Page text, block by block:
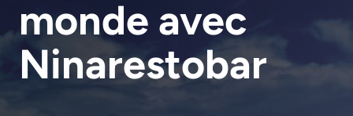
monde avec
Ninarestobar